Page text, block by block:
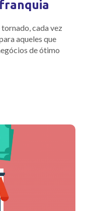
cada vez
aqueles que
de ótimo